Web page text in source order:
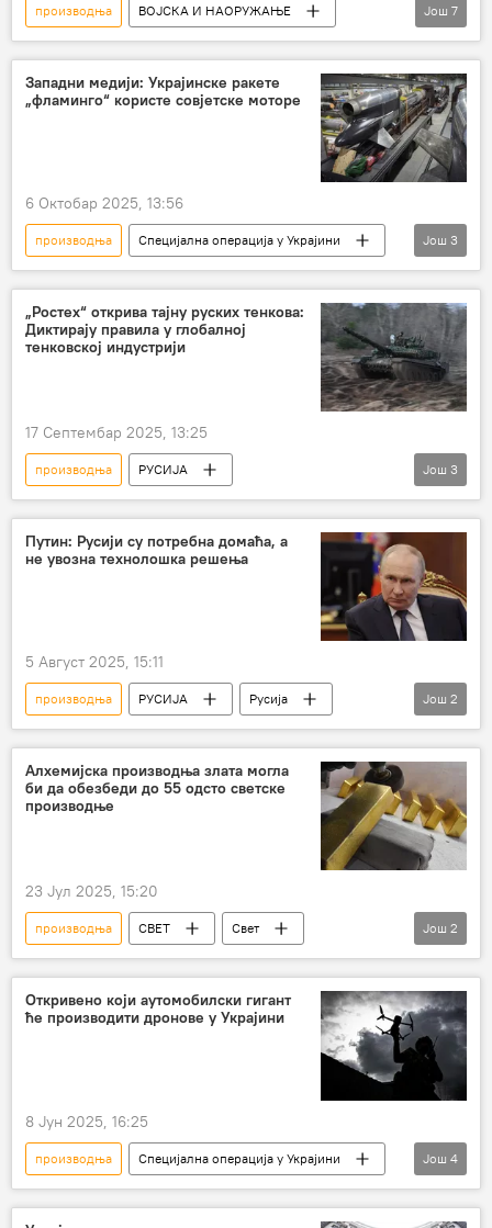
производња
ВОЈСКА И НАОРУЖАЊЕ
Регион
Регион – друштво
Регион – војска и наоружање
Хрватска
Украјина
Дронови
Још 7
Западни медији: Украјинске ракете
„фламинго“ користе совјетске моторе
6 Октобар 2025, 13:56
производња
Специјална операција у Украјини
Специјална војна операција у Украјини – вести
Украјина
ракете
Још 3
„Ростех“ открива тајну руских тенкова:
Диктирају правила у глобалној
тенковској индустрији
17 Септембар 2025, 13:25
производња
РУСИЈА
Русија – војска и наоружање
Ростех
тенкови
Још 3
Путин: Русији су потребна домаћа, а
не увозна технолошка решења
5 Август 2025, 15:11
производња РУСИЈА
Русија
Владимир Путин
решења
Још 2
Алхемијска производња злата могла
би да обезбеди до 55 одсто светске
производње
23 Јул 2025, 15:20
производња СВЕТ
Свет
нуклеарна електрана
злато
Још 2
Откривено који аутомобилски гигант
ће производити дронове у Украјини
8 Јун 2025, 16:25
производња
Специјална операција у Украјини
Специјална војна операција у Украјини – вести
дрон
Још 4